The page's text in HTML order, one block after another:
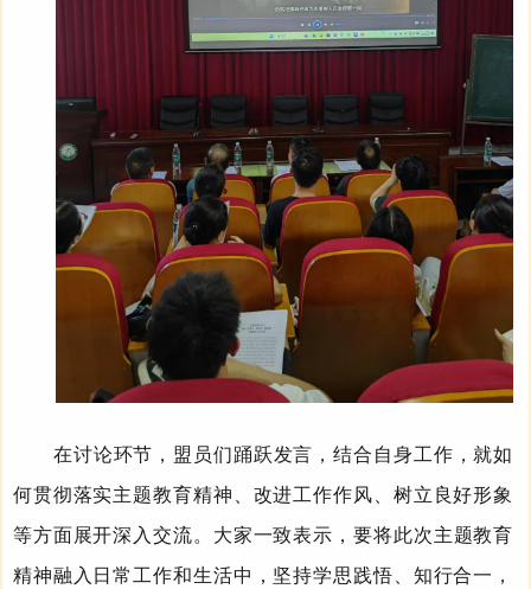
在讨论环节，盟员们踊跃发言，结合自身工作，就如
何贯彻落实主题教育精神、改进工作作风、树立良好形象
等方面展开深入交流。大家一致表示 ，要将此次主题教育
精神融入日常工作和生活中，坚持学思践悟、知行合一，